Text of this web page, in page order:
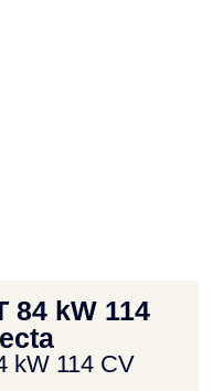
84 kW 114
kW 114 CV